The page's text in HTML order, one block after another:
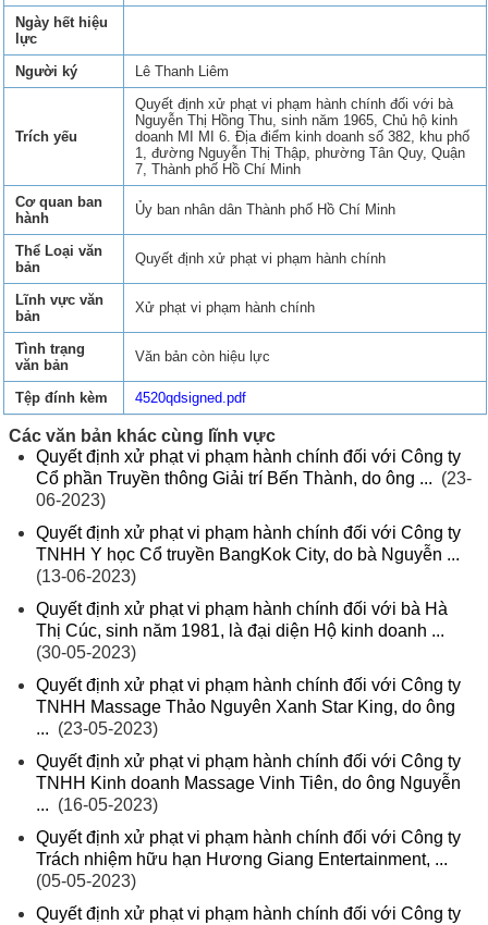
Ngày hết hiệu
lực
Người ký
Lê Thanh Liêm
Trích yếu
Quyết định xử phạt vi phạm hành chính đối với bà
Nguyễn Thị Hồng Thu, sinh năm 1965, Chủ hộ kinh
doanh MI MI 6. Địa điểm kinh doanh số 382, khu phố
1, đường Nguyễn Thị Thập, phường Tân Quy, Quận
7, Thành phố Hồ Chí Minh
Cơ quan ban
hành
Ủy ban nhân dân Thành phố Hồ Chí Minh
Thể Loại văn
bản
Quyết định xử phạt vi phạm hành chính
Lĩnh vực văn
bản
Xử phạt vi phạm hành chính
Tình trạng
văn bản
Văn bản còn hiệu lực
Tệp đính kèm 4520qdsigned.pdf
Các văn bản khác cùng lĩnh vực
Quyết định xử phạt vi phạm hành chính đối với Công ty
Cổ phần Truyền thông Giải trí Bến Thành, do ông ... (23-
06-2023)
Quyết định xử phạt vi phạm hành chính đối với Công ty
TNHH Y học Cổ truyền BangKok City, do bà Nguyễn ...
(13-06-2023)
Quyết định xử phạt vi phạm hành chính đối với bà Hà
Thị Cúc, sinh năm 1981, là đại diện Hộ kinh doanh ...
(30-05-2023)
Quyết định xử phạt vi phạm hành chính đối với Công ty
TNHH Massage Thảo Nguyên Xanh Star King, do ông
... (23-05-2023)
Quyết định xử phạt vi phạm hành chính đối với Công ty
TNHH Kinh doanh Massage Vinh Tiên, do ông Nguyễn
... (16-05-2023)
Quyết định xử phạt vi phạm hành chính đối với Công ty
Trách nhiệm hữu hạn Hương Giang Entertainment, ...
(05-05-2023)
Quyết định xử phạt vi phạm hành chính đối với Công ty